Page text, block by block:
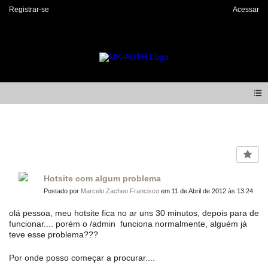
Registrar-se Acessar
Hotsite com algum problema
Postado por Marcelo Zacheo Francisco em 11 de Abril de 2012 às 13:24
olá pessoa, meu hotsite fica no ar uns 30 minutos, depois para de
funcionar.... porém o /admin funciona normalmente, alguém já
teve esse problema???
Por onde posso começar a procurar....